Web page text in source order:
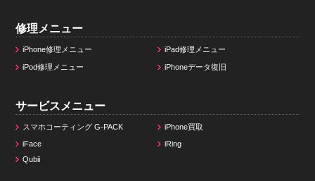
修理メニュー
iPhone修理メニュー iPad修理メニュー
iPod修理メニュー iPhoneデータ復旧
サービスメニュー
スマホコーティング G-PACK
iPhone買取
iFace
iRing
Qubii